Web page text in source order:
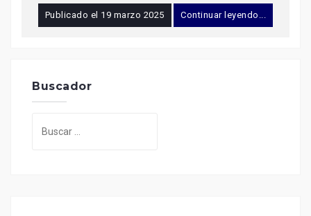
Publicado el 19 marzo 2025 Continuar leyendo...
Buscador